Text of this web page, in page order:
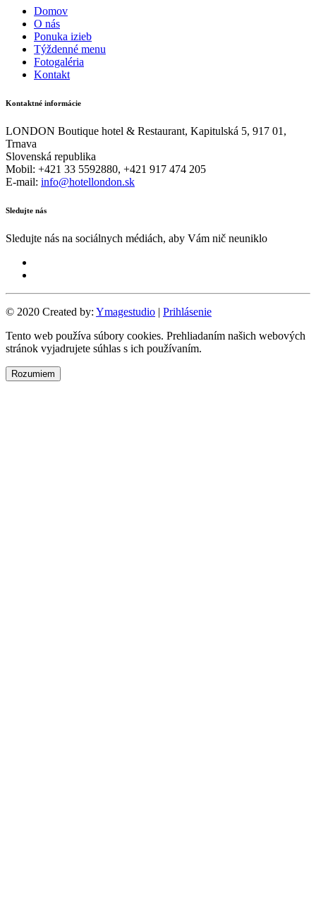
Domov
O nás
Ponuka izieb
Týždenné menu
Fotogaléria
Kontakt
Kontaktné informácie
LONDON Boutique hotel & Restaurant, Kapitulská 5, 917 01,
Trnava
Slovenská republika
Mobil: +421 33 5592880, +421 917 474 205
E-mail: info@hotellondon.sk
Sledujte nás
Sledujte nás na sociálnych médiách, aby Vám nič neuniklo
© 2020 Created by: Ymagestudio | Prihlásenie
Tento web používa súbory cookies. Prehliadaním našich webových
stránok vyjadrujete súhlas s ich používaním.
Rozumiem